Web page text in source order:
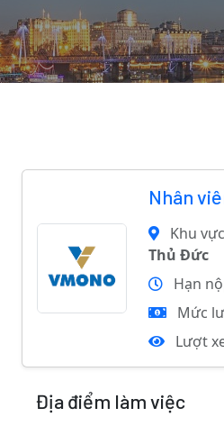
Nhân
Khu
Thủ Đức
Hạn
Mức
Lượt
Địa điểm làm việc